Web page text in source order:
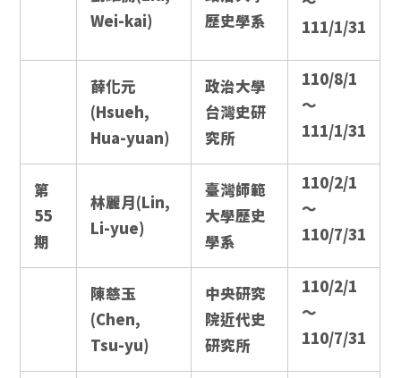
Wei-kai)
歷史學系
111/1/31
薛化元
(Hsueh,
Hua-yuan)
政治大學
台灣史研
究所
110/8/1
～
111/1/31
第
55
期
林麗月(Lin,
Li-yue)
臺灣師範
大學歷史
學系
110/2/1
～
110/7/31
陳慈玉
(Chen,
Tsu-yu)
中央研究
院近代史
研究所
110/2/1
～
110/7/31